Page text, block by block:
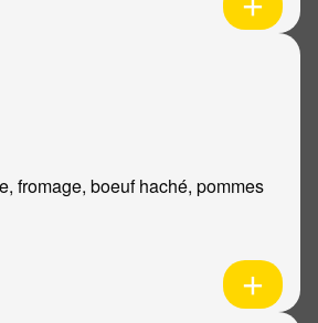
fromage, boeuf haché, pommes